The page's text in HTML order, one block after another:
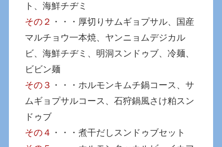
ト、海鮮チヂミ
その２ ・・・厚切りサムギョプサル、国産
マルチョウ一本焼、ヤンニョムデジカル
ビ、海鮮チヂミ、明洞スンドゥブ、冷麺、
ビビン麺
その３ ・・・ホルモンキムチ鍋コース、サ
ムギョプサルコース、石狩鍋風さけ粕スン
ドゥブ
その４ ・・・煮干だしスンドゥブセット